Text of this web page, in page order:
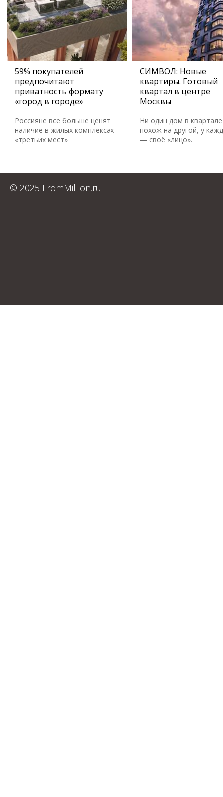
59% покупателей
предпочитают
приватность формату
«город в городе»
Россияне все больше ценят
наличие в жилых комплексах
«третьих мест»
СИМВОЛ: Новые
квартиры. Готовый
квартал в центре
Москвы
Ни один дом в
похож на другой, у
— своё «лицо».
© 2025 FromMillion.ru